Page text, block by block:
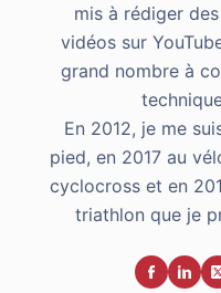
mis à rédiger
vidéos sur
grand nombre à
En 2012, je me
pied, en 2017 au
cyclocross et en
triathlon que je